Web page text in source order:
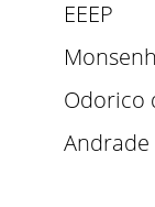
EEEP
Odorico
Andrade